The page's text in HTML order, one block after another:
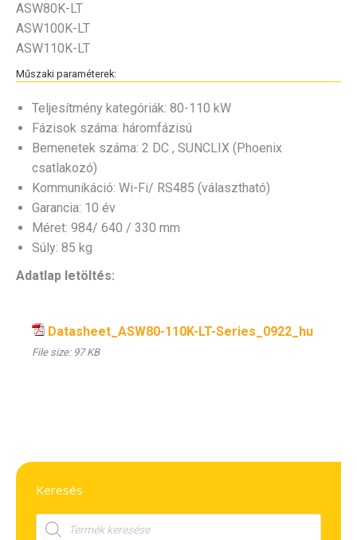
ASW80K-LT
ASW100K-LT
ASW110K-LT
Műszaki paraméterek:
Teljesítmény kategóriák: 80-110 kW
Fázisok száma: háromfázisú
Bemenetek száma: 2 DC , SUNCLIX (Phoenix
csatlakozó)
Kommunikáció: Wi-Fi/ RS485 (választható)
Garancia: 10 év
Méret: 984/ 640 / 330 mm
Súly: 85 kg
Adatlap letöltés:
Datasheet_ASW80-110K-LT-Series_0922_hu
File size:97 KB
Keresés
Products
search